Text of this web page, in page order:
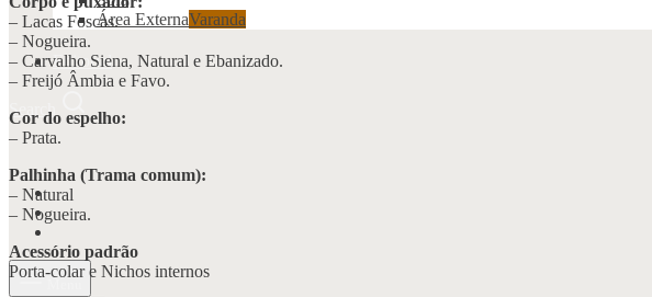
Área ExternaVaranda
Editorial
Search
– Lacas Foscas.
– Nogueira.
– Carvalho Siena, Natural e Ebanizado.
– Freijó Âmbia e Favo.
Cor do espelho:
– Prata.
Palhinha (Trama comum):
– Natural
– Nogueira.
Acessório padrão
Porta-colar e Nichos internos